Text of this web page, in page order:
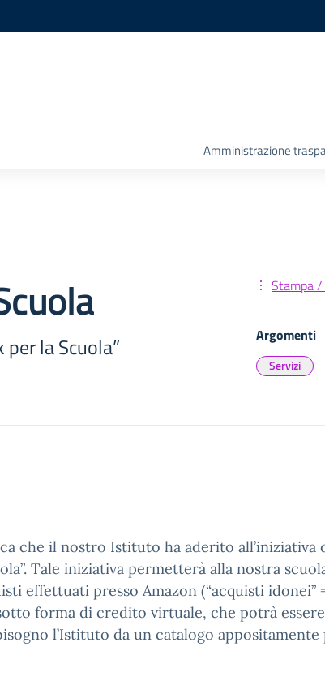
Amministrazione
la Scuola”
Stampa /
Argomenti
Servizi
che il nostro Istituto ha aderito all’iniziativa
Tale iniziativa permetterà alla nostra
effettuati presso Amazon (“acquisti
forma di credito virtuale, che potrà
l’Istituto da un catalogo